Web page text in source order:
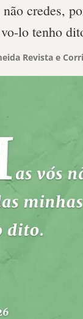
credes,
lo tenho
Revista e